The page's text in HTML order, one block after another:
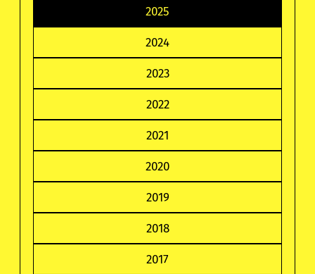
2025
2024
2023
2022
2021
2020
2019
2018
2017